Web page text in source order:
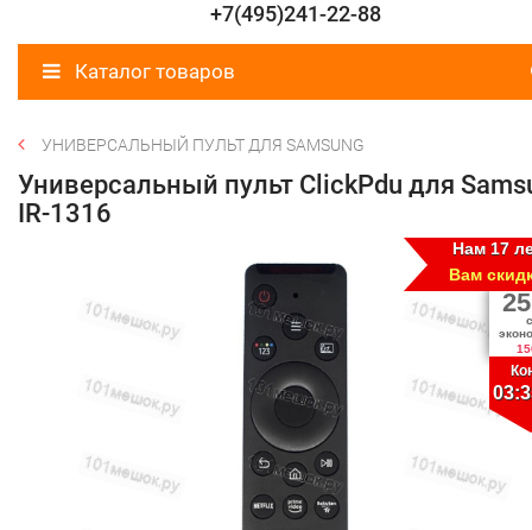
+7(495)241-22-88
Каталог товаров
УНИВЕРСАЛЬНЫЙ ПУЛЬТ ДЛЯ SAMSUNG
Универсальный пульт ClickPdu для
IR-1316
Нам 17
Вам
25